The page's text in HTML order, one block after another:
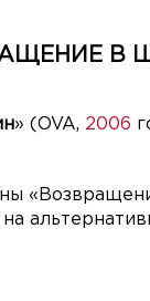
В
» (OVA, 2006